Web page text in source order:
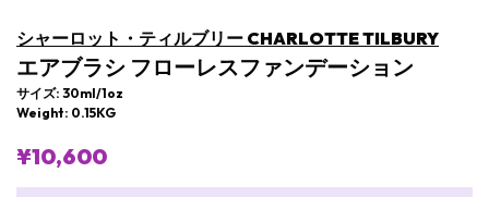
シャーロット・ティルブリー CHARLOTTE TILBURY
エアブラシ フローレスファンデーション
サイズ: 30ml/1oz
Weight: 0.15KG
¥10,600